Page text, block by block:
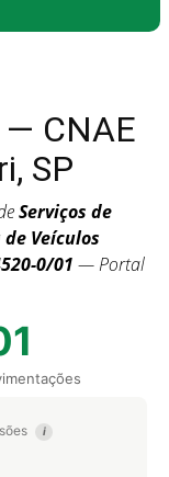
CNAE
SP
Serviços de
Veículos
0/01 — Portal
i